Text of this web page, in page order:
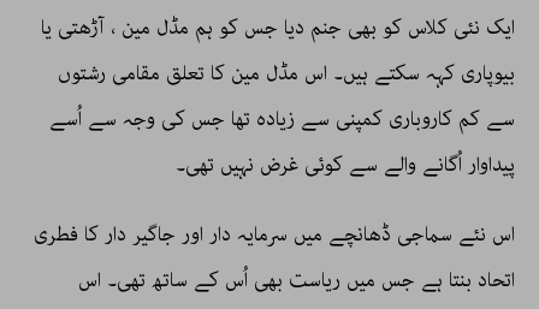
ایک نئی کلاس کو بھی جنم دیا جس کو ہم مڈل مین ، آڑھتی یا
بیوپاری کہہ سکتے ہیں۔ اس مڈل مین کا تعلق مقامی رشتوں
سے کم کاروباری کمپنی سے زیادہ تھا جس کی وجہ سے اُسے
پیداوار اُگانے والے سے کوئی غرض نہیں تھی۔
اس نئے سماجی ڈھانچے میں سرمایہ دار اور جاگیر دار کا فطری
اتحاد بنتا ہے جس میں ریاست بھی اُس کے ساتھ تھی۔ اس